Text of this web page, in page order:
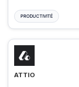
PRODUCTIVITÉ
ATTIO